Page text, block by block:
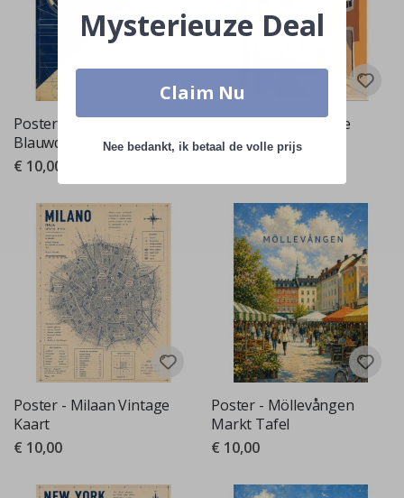
Poster - Mechanisch
Blauwdruk
€ 10,00
Poster - Mediterrane
Straatweergave
Poster - Milaan Vintage
Kaart
€ 10,00
Poster - Möllevången
Markt Tafel
€ 10,00
Mysterieuze Deal
Claim Nu
Nee bedankt, ik betaal de volle prijs